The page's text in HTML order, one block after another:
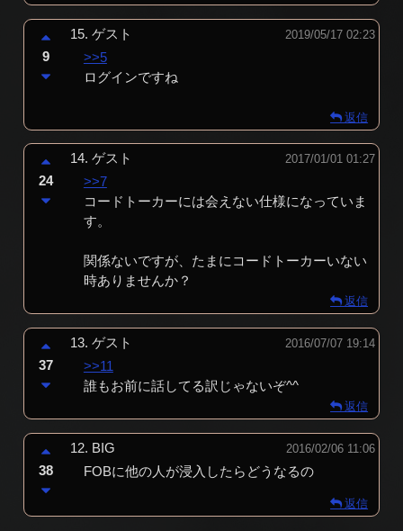
15.ゲスト 2019/05/17 02:23
>>5
ログインですね
9
返信
14.ゲスト 2017/01/01 01:27
>>7
コードトーカーには会えない仕様になっていま
す。
関係ないですが、たまにコードトーカーいない
時ありませんか？
24
返信
13.ゲスト 2016/07/07 19:14
>>11
誰もお前に話してる訳じゃないぞ^^
37
返信
12. BIG 2016/02/06 11:06
FOBに他の人が浸入したらどうなるの
38
返信